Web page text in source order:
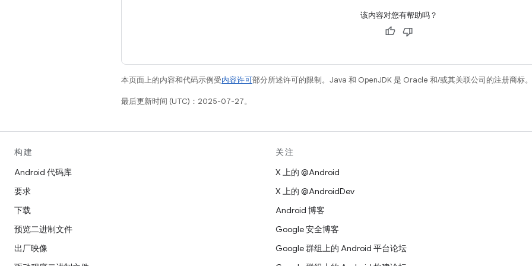
该内容对您有帮助吗？
本页面上的内容和代码示例受内容许可部分所述许可的限制。Java 和 OpenJDK 是 Oracle 和/或其关联公司的注册商标。
最后更新时间 (UTC)：2025-07-27。
构建
Android 代码库
要求
下载
预览二进制文件
出厂映像
关注
X 上的 @Android
X 上的 @AndroidDev
Android 博客
Google 安全博客
Google 群组上的 Android 平台论坛